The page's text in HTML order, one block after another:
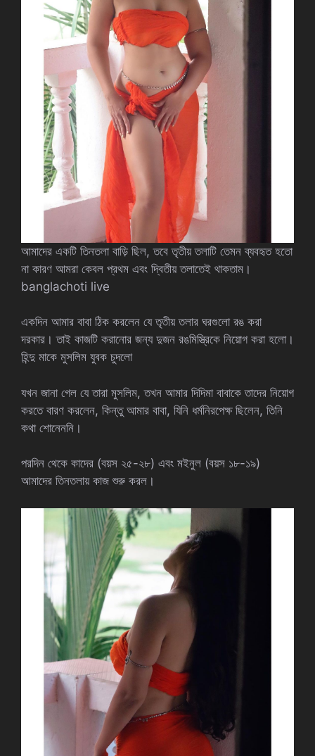
আমাদের একটি তিনতলা বাড়ি ছিল, তবে তৃতীয় তলাটি তেমন ব্যবহৃত হতো
না কারণ আমরা কেবল প্রথম এবং দ্বিতীয় তলাতেই থাকতাম।
banglachoti live
একদিন আমার বাবা ঠিক করলেন যে তৃতীয় তলার ঘরগুলো রঙ করা
দরকার। তাই কাজটি করানোর জন্য দুজন রঙমিস্ত্রিকে নিয়োগ করা হলো।
হিন্দু মাকে মুসলিম যুবক চুদলো
যখন জানা গেল যে তারা মুসলিম, তখন আমার দিদিমা বাবাকে তাদের নিয়োগ
করতে বারণ করলেন, কিন্তু আমার বাবা, যিনি ধর্মনিরপেক্ষ ছিলেন, তিনি
কথা শোনেননি।
পরদিন থেকে কাদের (বয়স ২৫-২৮) এবং মইনুল (বয়স ১৮-১৯)
আমাদের তিনতলায় কাজ শুরু করল।